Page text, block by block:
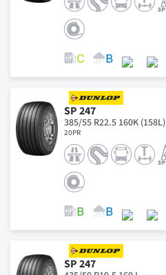
SP 247
385/55 R22.5 160K (158L)
20PR
SP 247